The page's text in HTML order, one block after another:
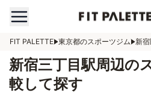
FIT PALETTE 東京都のスポーツジム 新
新宿三丁目駅周辺の
較して探す